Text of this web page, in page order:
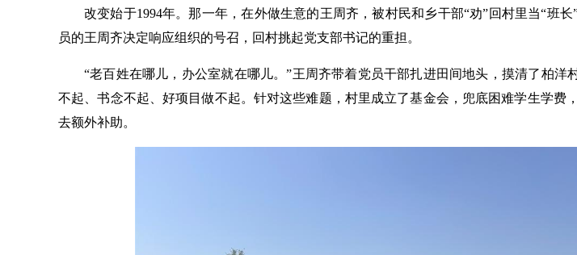
改变始于1994年。那一年，在外做生意的王周齐，被村民和乡干部“劝”回村里当“班
员的王周齐决定响应组织的号召，回村挑起党支部书记的重担。
“老百姓在哪儿，办公室就在哪儿。”王周齐带着党员干部扎进田间地头，摸清了柏洋
不起、书念不起、好项目做不起。针对这些难题，村里成立了基金会，兜底困难学生学费
去额外补助。